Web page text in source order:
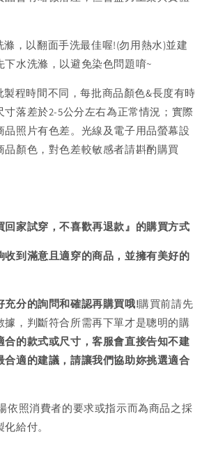
，以翻面手洗最佳喔!(勿用熱水)並建
下水洗滌，以避免染色問題唷~
程時間不同，每批商品顏色&長度有時
落差於2-5公分左右為正常情況；實際
品照片有色差。光線及電子用品螢幕設
品顏色，對色差較敏感者請斟酌購買
回家試穿，不喜歡再退款』的購買方式
收到滿意且適穿的商品，並擁有美好的
充分的詢問和確認再購買哦!購買前請先
據，判斷符合所需再下單才是聰明的購
合的款式或尺寸，客服會直接告知不建
合適的建議，請讓我們協助妳挑選適合
依照消費者的要求或指示而為商品之採
給付。